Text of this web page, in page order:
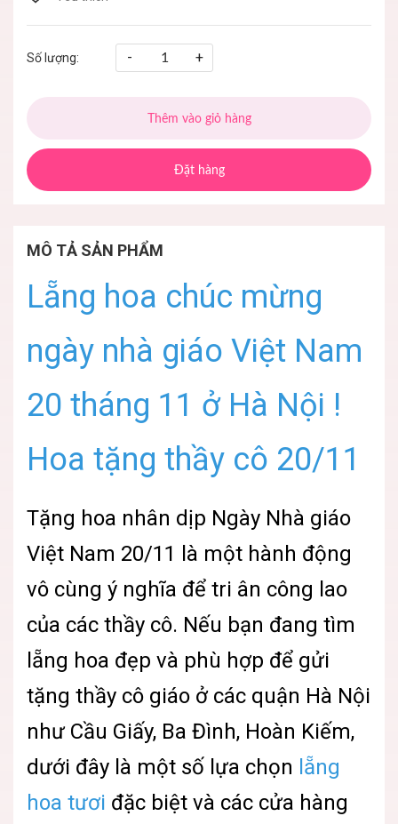
Số lượng: - +
Thêm vào giỏ hàng
Đặt hàng
MÔ TẢ SẢN PHẨM
Lẵng hoa chúc mừng
ngày nhà giáo Việt Nam
20 tháng 11 ở Hà Nội !
Hoa tặng thầy cô 20/11
Tặng hoa nhân dịp Ngày Nhà giáo
Việt Nam 20/11 là một hành động
vô cùng ý nghĩa để tri ân công lao
của các thầy cô. Nếu bạn đang tìm
lẵng hoa đẹp và phù hợp để gửi
tặng thầy cô giáo ở các quận Hà Nội
như Cầu Giấy, Ba Đình, Hoàn Kiếm,
dưới đây là một số lựa chọn lẵng
hoa tươi đặc biệt và các cửa hàng